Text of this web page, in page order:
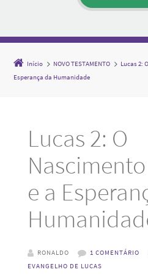
Início NOVO TESTAMENTO
Lucas 2:
Esperança da Humanidade
Lucas 2: O
e a
RONALDO 1 COMENTÁRIO
EVANGELHO DE LUCAS